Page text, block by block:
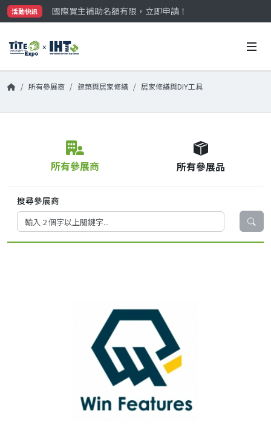
活動快訊
國際買主補助名額有限，立即申請！
參觀門票開放申請中‼️
國際買主補助名額有限，立即申請！
所有參展商 建築與居家修繕 居家修繕與DIY工具
所有參展商 所有參展品
搜尋參展商